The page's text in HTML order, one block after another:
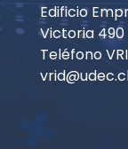
Edificio
Victoria
Teléfono